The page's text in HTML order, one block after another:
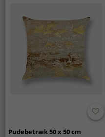
Pudebetræk 50 x 50 cm